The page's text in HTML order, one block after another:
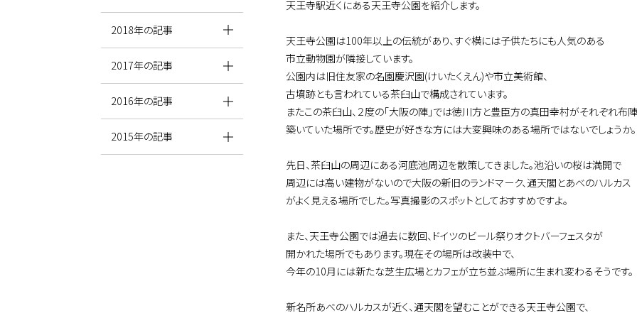
天王寺駅近くにある天王寺公園を紹介します。
天王寺公園は100年以上の伝統があり、すぐ横には子供たちにも人気のある
市立動物園が隣接しています。
公園内は旧住友家の名園慶沢園(けいたくえん)や市立美術館、
古墳跡とも言われている茶臼山で構成されています。
またこの茶臼山、２度の「大阪の陣」では徳川方と豊臣方の真田幸村がそれぞれ布
築いていた場所です。歴史が好きな方には大変興味のある場所ではないでしょうか。
先日、茶臼山の周辺にある河底池周辺を散策してきました。池沿いの桜は満開で
周辺には高い建物がないので大阪の新旧のランドマーク、通天閣とあべのハルカス
がよく見える場所でした。写真撮影のスポットとしておすすめですよ。
また、天王寺公園では過去に数回、ドイツのビール祭りオクトバーフェスタが
開かれた場所でもあります。現在その場所は改装中で、
今年の10月には新たな芝生広場とカフェが立ち並ぶ場所に生まれ変わるそうです。
新名所あべのハルカスが近く、通天閣を望むことができる天王寺公園で、
2018年の記事
2017年の記事
2016年の記事
2015年の記事